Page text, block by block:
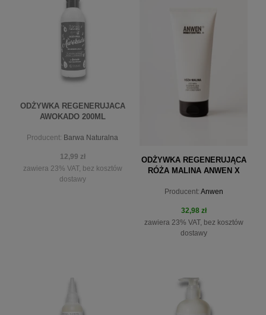
do koszyka
ODŻYWKA REGENERUJACA
AWOKADO 200ML
Producent: Barwa Naturalna
12,99 zł
zawiera 23% VAT, bez kosztów
dostawy
ODŻYWKA REGENERUJĄCA
RÓŻA MALINA ANWEN X
Producent: Anwen
32,98 zł
zawiera 23% VAT, bez kosztów
dostawy
do koszyka